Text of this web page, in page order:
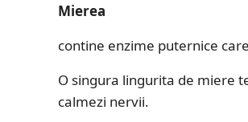
Mierea
contine enzime puternice
O singura lingurita de miere
calmezi nervii.